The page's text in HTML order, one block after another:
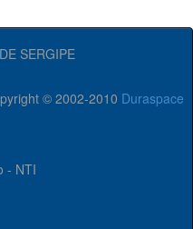
SERGIPE
© 2002-2010 Duraspace
- NTI